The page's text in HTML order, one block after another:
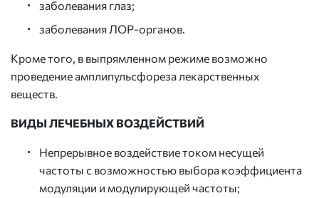
заболевания глаз;
заболевания ЛОР-органов.
Кроме того, в выпрямленном режиме возможно
проведение амплипульсфореза лекарственных
веществ.
ВИДЫ ЛЕЧЕБНЫХ ВОЗДЕЙСТВИЙ
Непрерывное воздействие током несущей
частоты с возможностью выбора коэффициента
модуляции и модулирующей частоты;